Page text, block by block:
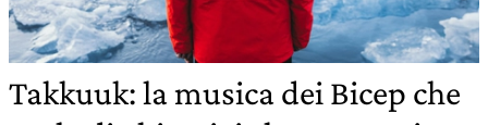
Takkuuk: la musica dei Bicep che